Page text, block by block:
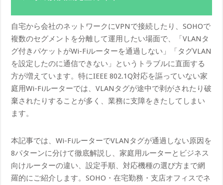
自宅から会社のネットワークにVPNで接続したり、SOHOで
複数のセグメントを分離して運用したい場面で、「VLANタ
グ付きパケットがWi-Fiルーターを通過しない」「タグVLAN
を設定したのに通信できない」というトラブルに直面する
方が増えています。特にIEEE 802.1Q対応を謳っていない家
庭用Wi-Fiルーターでは、VLANタグが途中で剥がされたり破
棄されたりすることが多く、業務に支障をきたしてしまい
ます。
本記事では、Wi-FiルーターでVLANタグが通過しない原因を
8パターンに分けて徹底解説し、家庭用ルーターとビジネス
向けルーターの違い、設定手順、対応機種の選び方まで網
羅的にご紹介します。SOHO・在宅勤務・支店オフィスでネ